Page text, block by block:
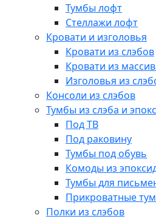
Тумбы лофт
Стеллажи лофт
Кровати и изголовья
Кровати из слэбов
Кровати из
Изголовья из
Консоли из слэбов
Тумбы из слэба и
Под ТВ
Под раковину
Тумбы под обувь
Комоды из
Тумбы для
Прикроватные
Полки из слэбов